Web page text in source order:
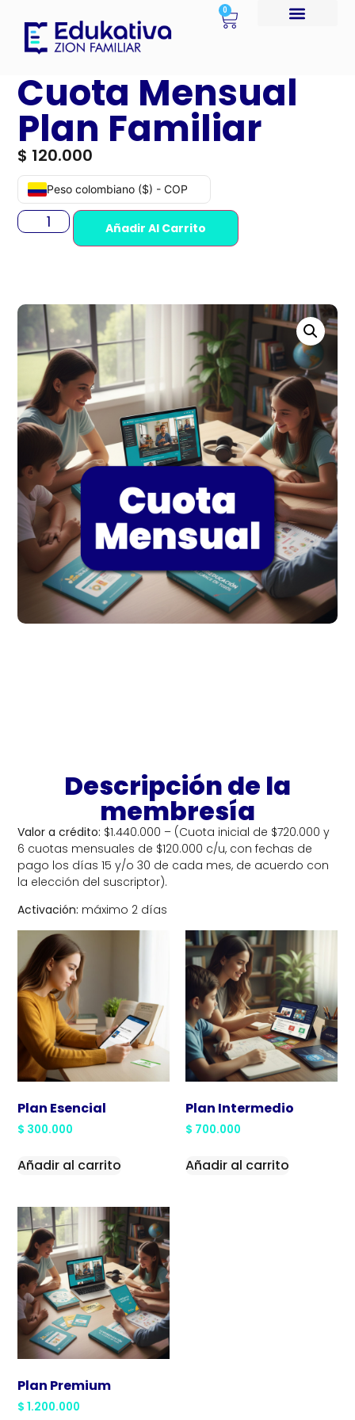
0
Cuota Mensual
Plan Familiar
$ 120.000
Peso colombiano ($) - COP
Añadir Al Carrito
Descripción de la
membresía
Valor a crédito: $1.440.000 – (Cuota inicial de $720.000 y
6 cuotas mensuales de $120.000 c/u, con fechas de
pago los días 15 y/o 30 de cada mes, de acuerdo con
la elección del suscriptor).
Activación: máximo 2 días
Plan Esencial
$ 300.000
Añadir al carrito
Plan Intermedio
$ 700.000
Añadir al carrito
Plan Premium
$ 1.200.000